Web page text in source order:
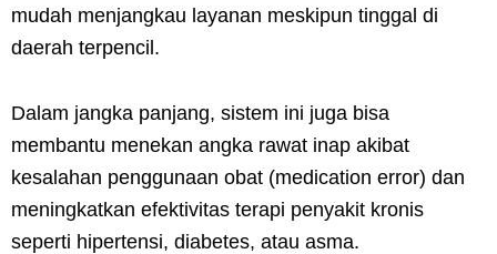
mudah menjangkau layanan meskipun tinggal di
daerah terpencil.
Dalam jangka panjang, sistem ini juga bisa
membantu menekan angka rawat inap akibat
kesalahan penggunaan obat (medication error) dan
meningkatkan efektivitas terapi penyakit kronis
seperti hipertensi, diabetes, atau asma.